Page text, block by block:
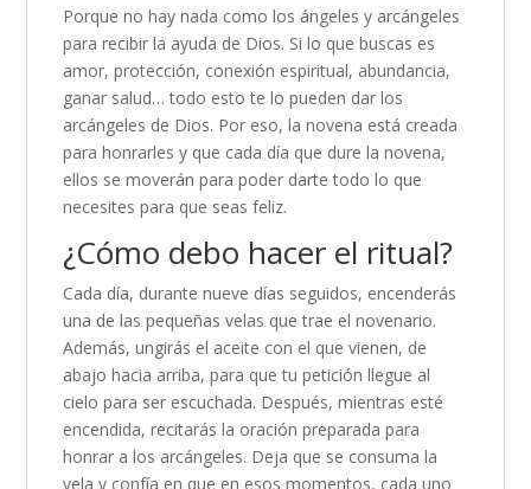
Porque no hay nada como los ángeles y arcángeles
para recibir la ayuda de Dios. Si lo que buscas es
amor, protección, conexión espiritual, abundancia,
ganar salud… todo esto te lo pueden dar los
arcángeles de Dios. Por eso, la novena está creada
para honrarles y que cada día que dure la novena,
ellos se moverán para poder darte todo lo que
necesites para que seas feliz.
¿Cómo debo hacer el ritual?
Cada día, durante nueve días seguidos, encenderás
una de las pequeñas velas que trae el novenario.
Además, ungirás el aceite con el que vienen, de
abajo hacia arriba, para que tu petición llegue al
cielo para ser escuchada. Después, mientras esté
encendida, recitarás la oración preparada para
honrar a los arcángeles. Deja que se consuma la
vela y confía en que en esos momentos, cada uno